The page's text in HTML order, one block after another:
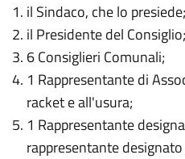
il Sindaco, chelo presiede;
il Presidentedel Consiglio;
6Consiglieri Comunali;
1 Rappresentantedi
racketeall'usura;
1 Rappresentante
rappresentante